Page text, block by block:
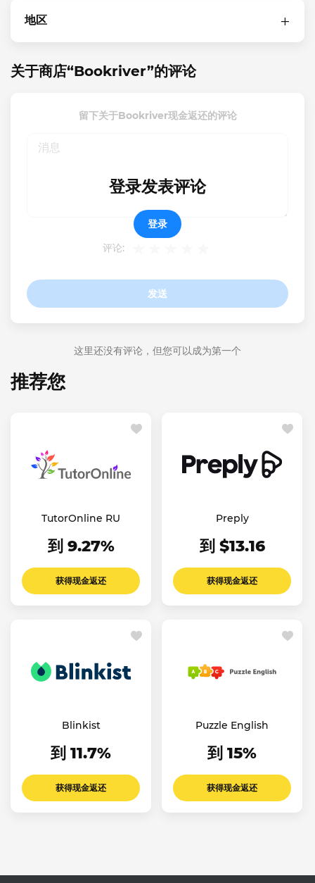
地区
关于商店“Bookriver”的评论
留下关于Bookriver现金返还的评论
评论:
发送
登录发表评论
登录
这里还没有评论，但您可以成为第一个
推荐您
TutorOnline RU
到 9.27%
获得现金返还
Preply
到 $13.16
获得现金返还
Blinkist
到 11.7%
获得现金返还
Puzzle English
到 15%
获得现金返还